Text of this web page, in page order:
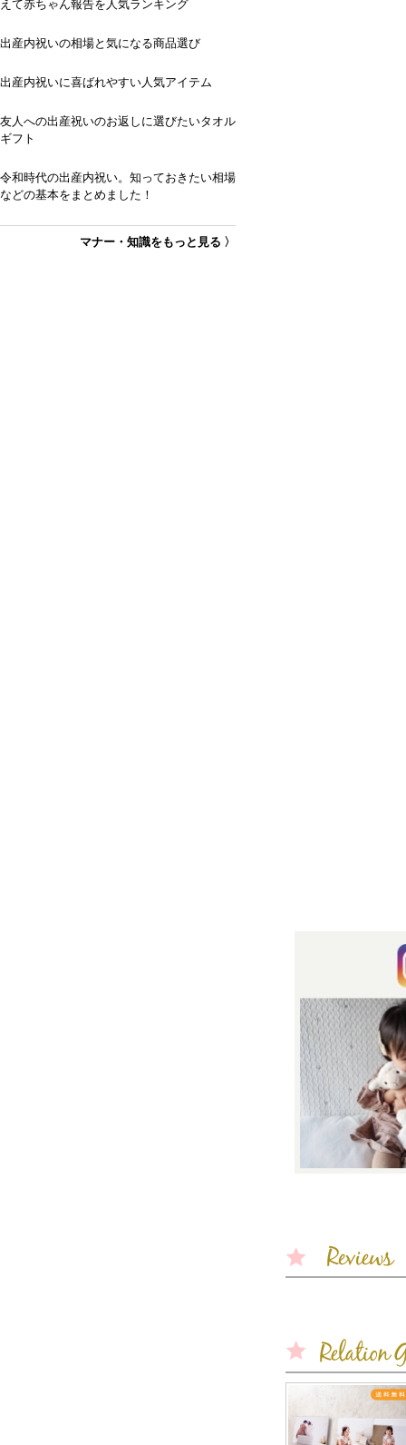
えて赤ちゃん報告を人気ランキング
出産内祝いの相場と気になる商品選び
出産内祝いに喜ばれやすい人気アイテム
友人への出産祝いのお返しに選びたいタオル
ギフト
令和時代の出産内祝い。知っておきたい相場
などの基本をまとめました！
マナー・知識をもっと見る 〉